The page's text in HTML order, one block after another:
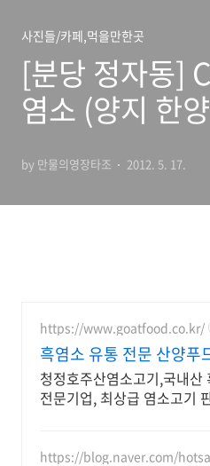
사진들/카페,먹을만한곳
[분당 정자동]
염소 (양지 한
by 만물의영장타조 2012. 5. 17.
https://www.goatfood.co.kr/
흑염소 유통 전문 산양푸
청정호주산염소고기,국내산
전문기업, 최상급 염소고기
https://blog.naver.com/